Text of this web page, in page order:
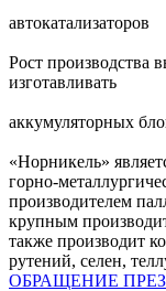
автокатализаторов
Рост производства
изготавливать
аккумуляторных
«Норникель»
горно-
производителем
крупным
также производит
рутений, селен,
ОБРАЩЕНИЕ